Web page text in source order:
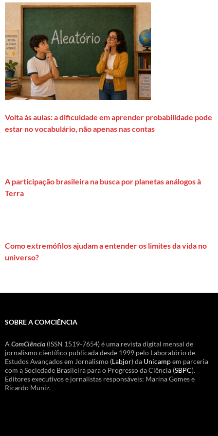
Volta às aulas: a dificuldade em aprender probabilidade pode
estar no vocabulário, não apenas nas contas
A participação brasileira na busca por planetas análogos à
Terra
Como extremófilos ajudam a entender os limites da vida no
universo?
SOBRE A COMCIÊNCIA
A ComCiência (ISSN 1519-7654) é uma revista digital mensal de
jornalismo científico publicada desde 1999 pelo Laboratório de
Estudos Avançados em Jornalismo (Labjor) da Unicampem parceria
com a Sociedade Brasileira para o Progresso da Ciência (SBPC).
Editores executivos e jornalistas responsáveis: Marina Gomes e
Ricardo Muniz.